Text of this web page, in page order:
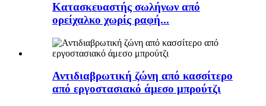
Κατασκευαστής σωλήνων από
ορείχαλκο χωρίς ραφή...
Αντιδιαβρωτική ζώνη από κασσίτερο
από εργοστασιακό άμεσο μπρούτζι